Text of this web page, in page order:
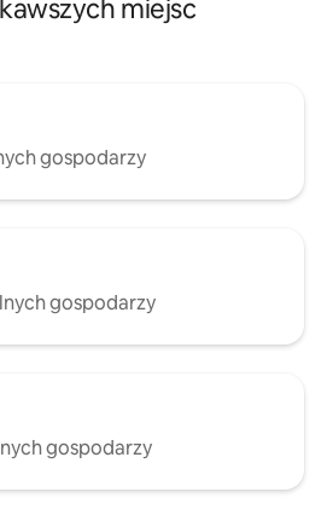
miejsc
gospodarzy
gospodarzy
gospodarzy